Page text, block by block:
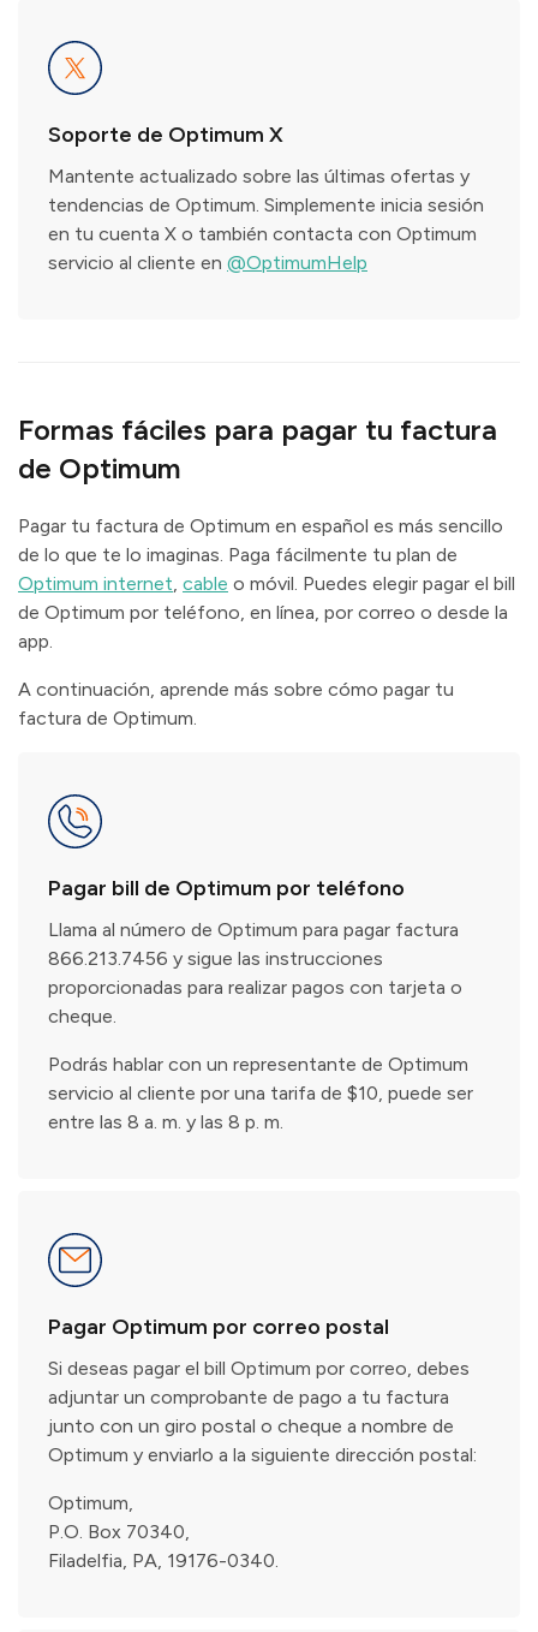
Soporte de Optimum X
Mantente actualizado sobre las últimas ofertas y
tendencias de Optimum. Simplemente inicia sesión
en tu cuenta X o también contacta con Optimum
servicio al cliente en @OptimumHelp
Formas fáciles para pagar tu factura
de Optimum
Pagar tu factura de Optimum en español es más sencillo
de lo que te lo imaginas. Paga fácilmente tu plan de
Optimum internet, cable o móvil. Puedes elegir pagar el bill
de Optimum por teléfono, en línea, por correo o desde la
app.
A continuación, aprende más sobre cómo pagar tu
factura de Optimum.
Pagar bill de Optimum por teléfono
Llama al número de Optimum para pagar factura
866.213.7456 y sigue las instrucciones
proporcionadas para realizar pagos con tarjeta o
cheque.
Podrás hablar con un representante de Optimum
servicio al cliente por una tarifa de $10, puede ser
entre las 8 a. m. y las 8 p. m.
Pagar Optimum por correo postal
Si deseas pagar el bill Optimum por correo, debes
adjuntar un comprobante de pago a tu factura
junto con un giro postal o cheque a nombre de
Optimum y enviarlo a la siguiente dirección postal:
Optimum,
P.O. Box 70340,
Filadelfia, PA, 19176-0340.